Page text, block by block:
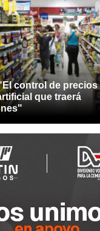
control de precios
que traerá